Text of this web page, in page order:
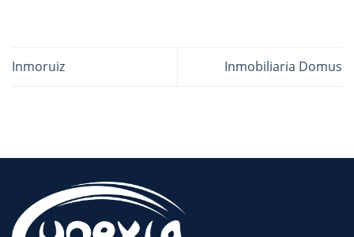
Inmoruiz Inmobiliaria Domus